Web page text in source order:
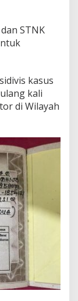
STNK
kasus
kali
di Wilayah